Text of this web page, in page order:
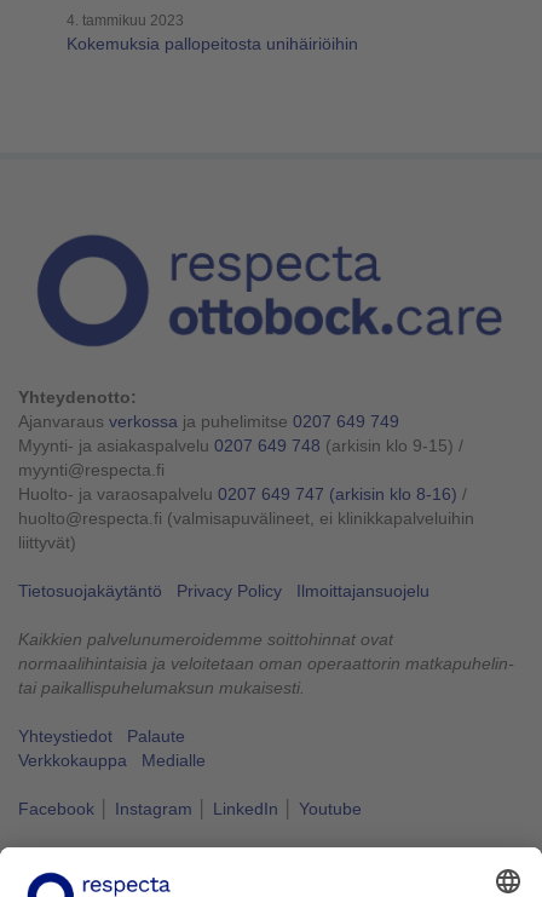
4. tammikuu 2023
Kokemuksia pallopeitosta unihäiriöihin
Yhteydenotto:
Ajanvaraus verkossa ja puhelimitse 0207 649 749
Myynti- ja asiakaspalvelu 0207 649 748 (arkisin klo 9-15) /
myynti@respecta.fi
Huolto- ja varaosapalvelu 0207 649 747 (arkisin klo 8-16) /
huolto@respecta.fi (valmisapuvälineet, ei klinikkapalveluihin
liittyvät)
Tietosuojakäytäntö Privacy Policy Ilmoittajansuojelu
Kaikkien palvelunumeroidemme soittohinnat ovat
normaalihintaisia ja veloitetaan oman operaattorin matkapuhelin-
tai paikallispuhelumaksun mukaisesti.
Yhteystiedot
Palaute
Verkkokauppa
Medialle
Facebook Instagram LinkedIn Youtube
Vapaus liikkua kuuluu kaikille.